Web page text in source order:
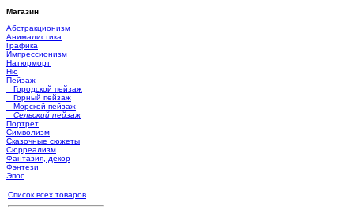
Магазин
Абстракционизм
Анималистика
Графика
Импрессионизм
Натюрморт
Ню
Пейзаж
Городской пейзаж
Горный пейзаж
Морской пейзаж
Сельский пейзаж
Портрет
Символизм
Сказочные сюжеты
Сюрреализм
Фантазия, декор
Фэнтези
Эпос
Список всех товаров